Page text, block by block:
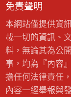
免責聲明
本網站僅提供資
載一切的資訊、
料，無論其為公
事，均為『內容
擔任何法律責任
內容一經舉報與